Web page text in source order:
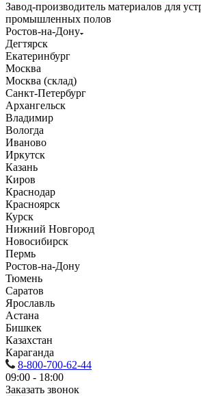
Завод-производитель материалов для
промышленных полов
Ростов-на-Дону
Дегтярск
Екатеринбург
Москва
Москва (склад)
Санкт-Петербург
Архангельск
Владимир
Вологда
Иваново
Иркутск
Казань
Киров
Краснодар
Красноярск
Курск
Нижний Новгород
Новосибирск
Пермь
Ростов-на-Дону
Тюмень
Саратов
Ярославль
Астана
Бишкек
Казахстан
Караганда
8-800-700-62-44
09:00 - 18:00
Заказать звонок